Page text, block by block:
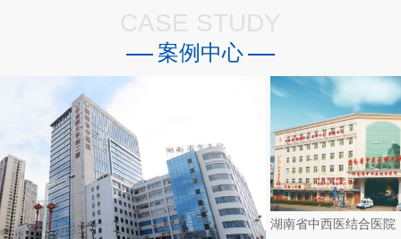
CASE STUDY
案例中心